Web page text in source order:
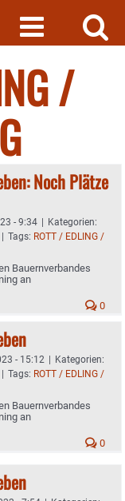
/
Noch Plätze
- 9:34 | Kategorien:
| Tags: ROTT / EDLING /
Bauernverbandes
an
0
- 15:12 | Kategorien:
| Tags: ROTT / EDLING /
Bauernverbandes
an
0